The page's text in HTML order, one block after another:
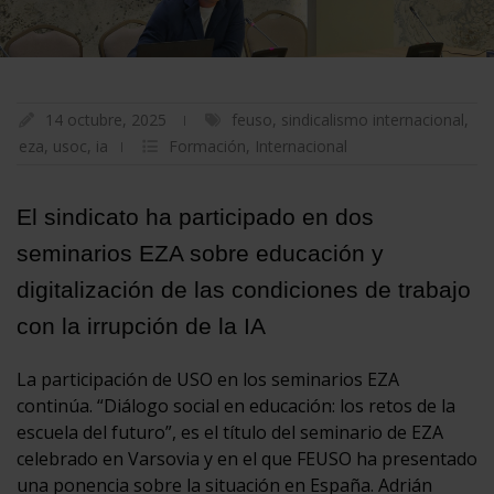
14 octubre, 2025 feuso, sindicalismo internacional,
eza, usoc, ia Formación, Internacional
El sindicato ha participado en dos
seminarios EZA sobre educación y
digitalización de las condiciones de trabajo
con la irrupción de la IA
La participación de USO en los seminarios EZA
continúa. “Diálogo social en educación: los retos de la
escuela del futuro”, es el título del seminario de EZA
celebrado en Varsovia y en el que FEUSO ha presentado
una ponencia sobre la situación en España. Adrián